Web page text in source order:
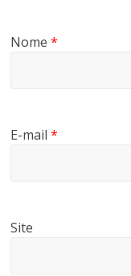
Nome*
E-mail*
Site